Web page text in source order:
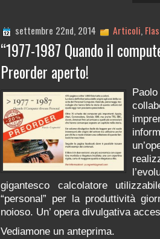
settembre 22nd, 2014 Articoli,
“1977-1987 Quando il
Preorder aperto!
gigantesco calcolatore
“personal” per la produttività
noioso. Un’ opera divulgativa
Vediamone un anteprima.